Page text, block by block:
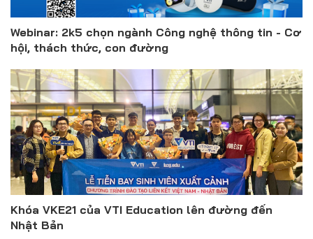
Webinar: 2k5 chọn ngành Công nghệ thông tin - Cơ
hội, thách thức, con đường
Khóa VKE21 của VTI Education lên đường đến
Nhật Bản